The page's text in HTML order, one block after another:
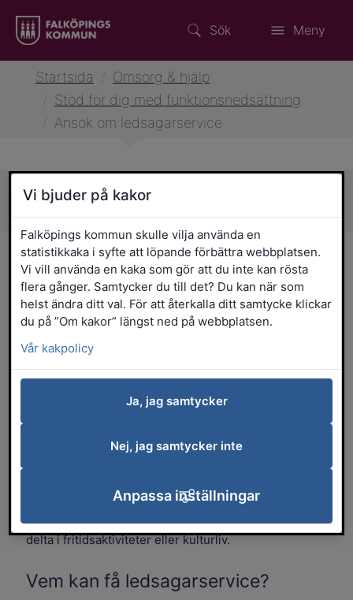
Sök Meny
Startsida
Omsorg & hjälp
Stöd för dig med funktionsnedsättning
Ansök om ledsagarservice
Sidans innehåll
Ansök om ledsagarservice
Ledsagarservice ska underlätta för dig
som på grund av funktionsnedsättning
behöver hjälp för att kunna delta i fritids-
Vad är syftet med
behålla kontakter med andra. Du kan få
ledsagarservice för att till exempel besöka vänner,
delta i fritidsaktiviteter eller kulturliv.
Vem kan få ledsagarservice?
Vi bjuder på kakor
Falköpings kommun skulle vilja använda en
statistikkaka i syfte att löpande förbättra webbplatsen.
Vi vill använda en kaka som gör att du inte kan rösta
flera gånger. Samtycker du till det? Du kan när som
helst ändra ditt val. För att återkalla ditt samtycke klickar
du på ”Om kakor” längst ned på webbplatsen.
Vår kakpolicy
Ja, jag samtycker
Nej, jag samtycker inte
Anpassa inställningar